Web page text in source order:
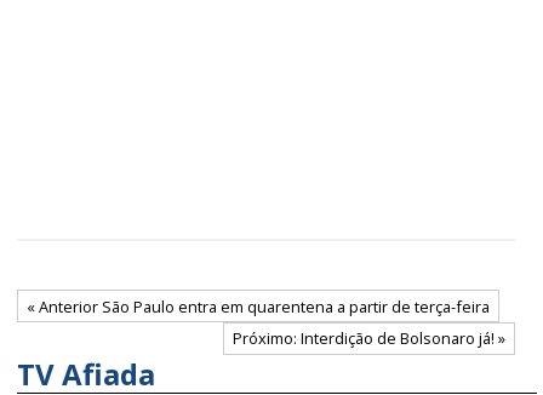
« Anterior São Paulo entra em quarentena a partir de terça-feira
Próximo: Interdição de Bolsonaro já! »
TV Afiada